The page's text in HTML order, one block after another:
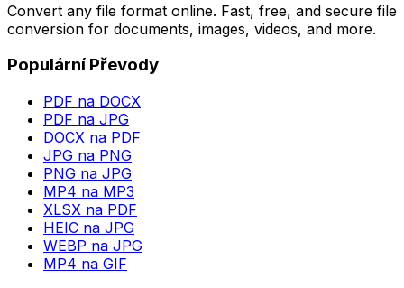
Convert any file format online. Fast, free, and secure file
conversion for documents, images, videos, and more.
Populární Převody
PDF na DOCX
PDF na JPG
DOCX na PDF
JPG na PNG
PNG na JPG
MP4 na MP3
XLSX na PDF
HEIC na JPG
WEBP na JPG
MP4 na GIF